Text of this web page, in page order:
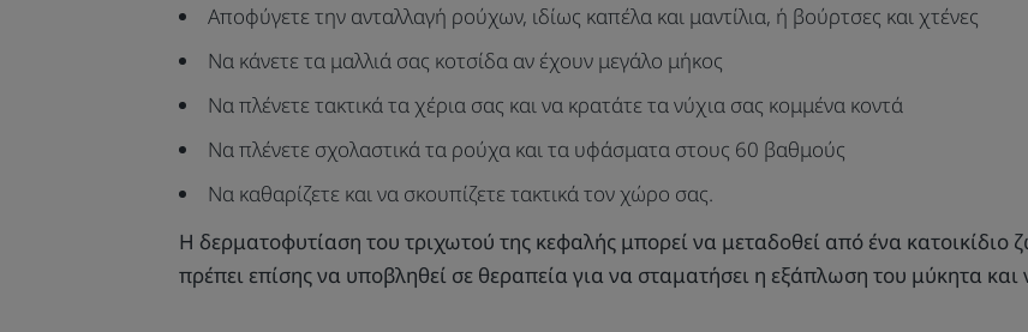
Αποφύγετε την ανταλλαγή ρούχων, ιδίως καπέλα και μαντίλια, ή βούρτσες και χτένες
Να κάνετε τα μαλλιά σας κοτσίδα αν έχουν μεγάλο μήκος
Να πλένετε τακτικά τα χέρια σας και να κρατάτε τα νύχια σας κομμένα κοντά
Να πλένετε σχολαστικά τα ρούχα και τα υφάσματα στους 60 βαθμούς
Να καθαρίζετε και να σκουπίζετε τακτικά τον χώρο σας.
Η δερματοφυτίαση του τριχωτού της κεφαλής μπορεί να μεταδοθεί από ένα
πρέπει επίσης να υποβληθεί σε θεραπεία για να σταματήσει η εξάπλωση του μύκητα